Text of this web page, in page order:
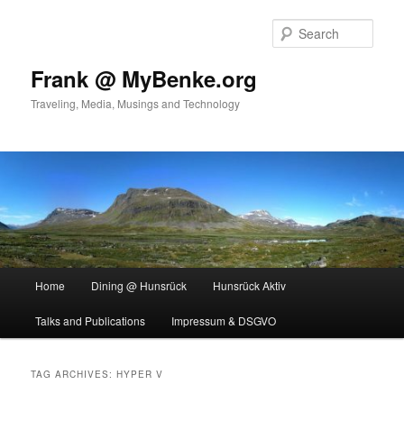
Frank @ MyBenke.org
Traveling, Media, Musings and Technology
Home Dining @ Hunsrück Hunsrück Aktiv
Talks and Publications Impressum & DSGVO
TAG ARCHIVES:HYPER V